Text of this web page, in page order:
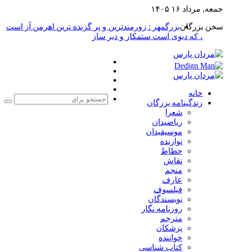
جمعه, مرداد ۱۶ ۱۴۰۵
سخن بزرگانبزرگمهر : زورمندترین و پر گزنده ترین اهرمن آز است
، که دیوی است ستمکار و دیر ساز
خانه
زندگینامه بزرگان
شعرا
ریاضیدان
موسیقیدان
نوازنده
خطاط
نقاش
منجم
عارف
فیلسوف
نویسندگان
روزنامه نگار
مترجم
پزشکان
خواننده
کتاب شناسی